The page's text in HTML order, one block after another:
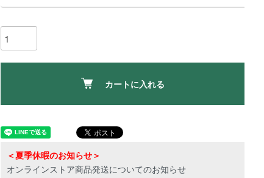
カートに入れる
＜夏季休暇のお知らせ＞
オンラインストア商品発送についてのお知らせ